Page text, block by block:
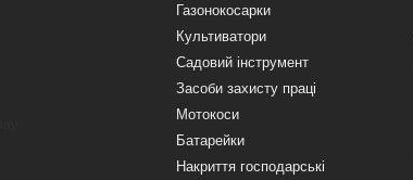
Газонокосарки
Культиватори
Садовий інструмент
Засоби захисту праці
Мотокоси
Батарейки
Накриття господарські